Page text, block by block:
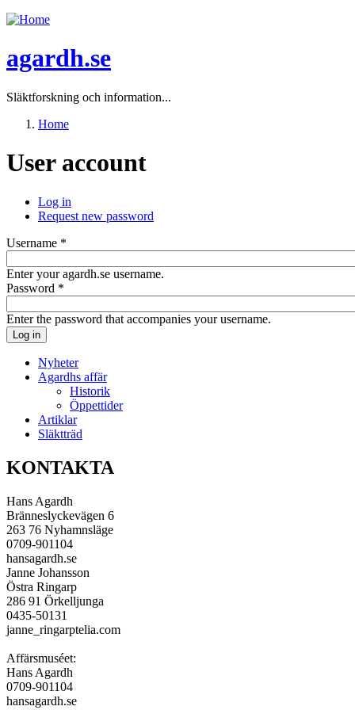
Jump to navigation
agardh.se
Släktforskning och information...
Home
User account
Primary tabs
Log in
Request new password
Username *
Enter your agardh.se username.
Password *
Enter the password that accompanies your username.
Nyheter
Agardhs affär
Historik
Öppettider
Artiklar
Släktträd
KONTAKTA
Hans Agardh
Bränneslyckevägen 6
263 76 Nyhamnsläge
0709-901104
hansagardh.se
Janne Johansson
Östra Ringarp
286 91 Örkelljunga
0435-50131
janne_ringarptelia.com
Affärsmuséet:
Hans Agardh
0709-901104
hansagardh.se